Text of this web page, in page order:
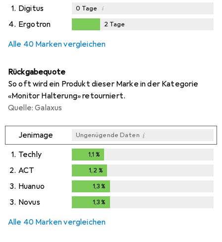
1. Digitus 0 Tage i
4. Ergotron 2 Tage
Alle 40 Marken vergleichen
Rückgabequote
So oft wird ein Produkt dieser Marke in der Kategorie
«Monitor Halterung» retourniert.
Quelle: Galaxus
Jenimage Ungenügende Daten i
1. Techly 1,1 %
2. ACT 1,2 %
3. Huanuo 1,3 %
3. Novus 1,3 %
Alle 40 Marken vergleichen